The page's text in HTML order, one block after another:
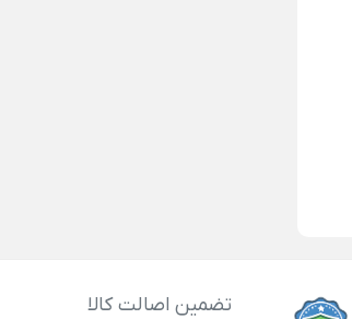
تضمین اصالت کالا